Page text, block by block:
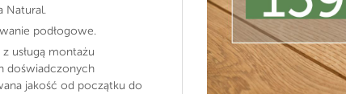
Natural.
podłogowe.
usługą montażu
doświadczonych
jakość od początku do